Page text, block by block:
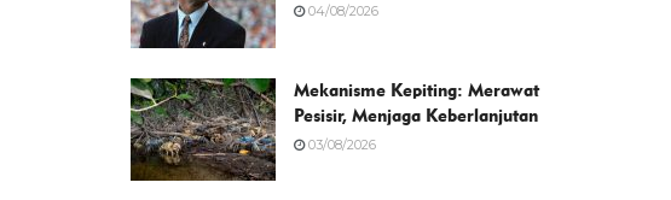
04/08/2026
Mekanisme Kepiting: Merawat
Pesisir, Menjaga Keberlanjutan
03/08/2026